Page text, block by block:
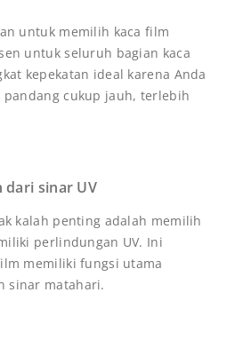
untuk memilih kaca film
untuk seluruh bagian kaca
kepekatan ideal karena Anda
cukup jauh, terlebih
dari sinar UV
kalah penting adalah memilih
perlindungan UV. Ini
memiliki fungsi utama
sinar matahari.